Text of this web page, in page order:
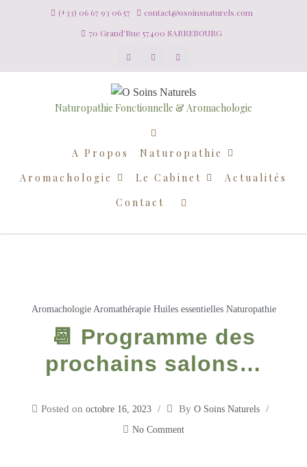
(+33) 06 67 93 06 57
contact@osoinsnaturels.com
70 Grand'Rue 57400 SARREBOURG
Naturopathie Fonctionnelle & Aromachologie
A Propos
Naturopathie
Aromachologie
Le Cabinet
Actualités
Contact
Aromachologie Aromathérapie Huiles essentielles Naturopathie
📆 Programme des
prochains salons…
Posted on octobre 16, 2023 By O Soins Naturels
No Comment